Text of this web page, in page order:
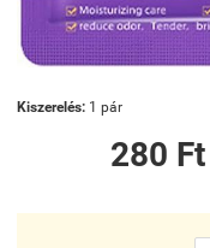
Kiszerelés: 1 pár
280